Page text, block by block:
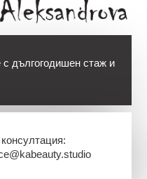
дългогодишен стаж и